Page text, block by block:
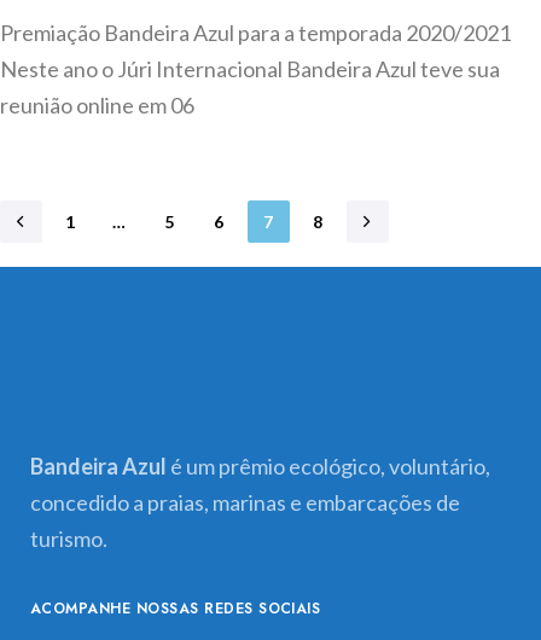
Premiação Bandeira Azul para a temporada 2020/2021
Neste ano o Júri Internacional Bandeira Azul teve sua
reunião online em 06
1 … 5 6 7 8
Bandeira Azul é um prêmio ecológico, voluntário,
concedido a praias, marinas e embarcações de
turismo.
ACOMPANHE NOSSAS REDES SOCIAIS